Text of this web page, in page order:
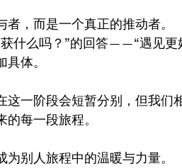
，而是一个真正的推动者。
什么吗？”的回答——“遇见更
体。
一阶段会短暂分别，但我们
每一段旅程。
别人旅程中的温暖与力量。